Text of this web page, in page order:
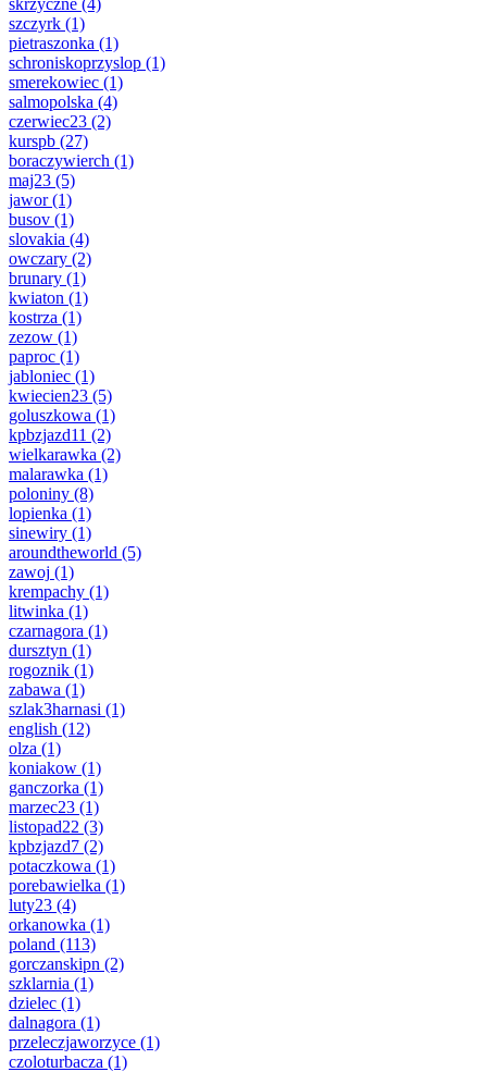
skrzyczne (4)
szczyrk (1)
pietraszonka (1)
schroniskoprzyslop (1)
smerekowiec (1)
salmopolska (4)
czerwiec23 (2)
kurspb (27)
boraczywierch (1)
maj23 (5)
jawor(1)
busov (1)
slovakia (4)
owczary (2)
brunary (1)
kwiaton (1)
kostrza (1)
zezow (1)
paproc (1)
jabloniec (1)
kwiecien23 (5)
goluszkowa (1)
kpbzjazd11 (2)
wielkarawka (2)
malarawka (1)
poloniny (8)
lopienka (1)
sinewiry (1)
aroundtheworld (5)
zawoj (1)
krempachy (1)
litwinka (1)
czarnagora (1)
dursztyn (1)
rogoznik (1)
zabawa (1)
szlak3harnasi (1)
english (12)
olza (1)
koniakow (1)
ganczorka (1)
marzec23 (1)
listopad22 (3)
kpbzjazd7 (2)
potaczkowa (1)
porebawielka (1)
luty23 (4)
orkanowka (1)
poland (113)
gorczanskipn (2)
szklarnia (1)
dzielec (1)
dalnagora (1)
przeleczjaworzyce (1)
czoloturbacza (1)